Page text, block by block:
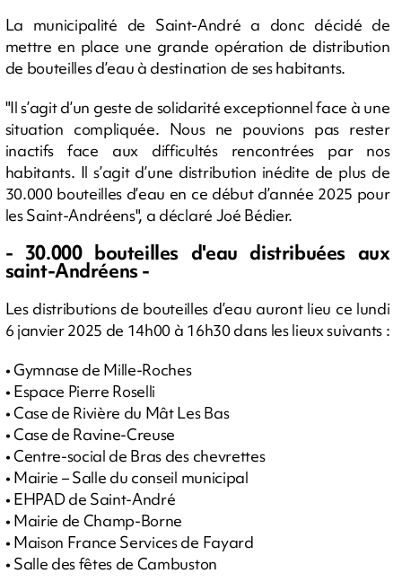
La municipalité de Saint-André a donc décidé de
mettre en place une grande opération de distribution
de bouteilles d’eau à destination de ses habitants.
"Il s’agit d’un geste de solidarité exceptionnel face à une
situation compliquée. Nous ne pouvions pas rester
inactifs face aux difficultés rencontrées par nos
habitants. Il s’agit d’une distribution inédite de plus de
30.000 bouteilles d’eau en ce début d’année 2025 pour
les Saint-Andréens", a déclaré Joé Bédier.
- 30.000 bouteilles d'eau distribuées aux
saint-Andréens -
Les distributions de bouteilles d’eau auront lieu ce lundi
6 janvier 2025 de 14h00 à 16h30 dans les lieux suivants :
• Gymnase de Mille-Roches
• Espace Pierre Roselli
• Case de Rivière du Mât Les Bas
• Case de Ravine-Creuse
• Centre-social de Bras des chevrettes
• Mairie – Salle du conseil municipal
• EHPAD de Saint-André
• Mairie de Champ-Borne
• Maison France Services de Fayard
• Salle des fêtes de Cambuston